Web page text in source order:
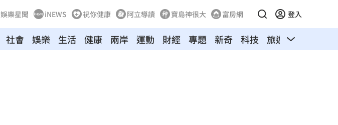
娛樂星聞 iNEWS 祝你健康 阿立導讀 寶島神很大 富房網 登入
社會 娛樂 生活 健康 兩岸 運動 財經 專題 新奇 科技 旅遊 汽車